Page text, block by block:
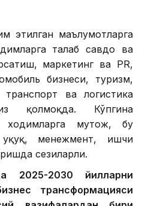
этилган маълумотларга
талаб савдо ва
маркетинг ва PR,
бизнеси, туризм,
ва логистика
қолмоқда. Кўпгина
ходимларга муҳтож, бу
менежмент, ишчи
сезиларли.
2025-2030 йилларни
трансформацияси